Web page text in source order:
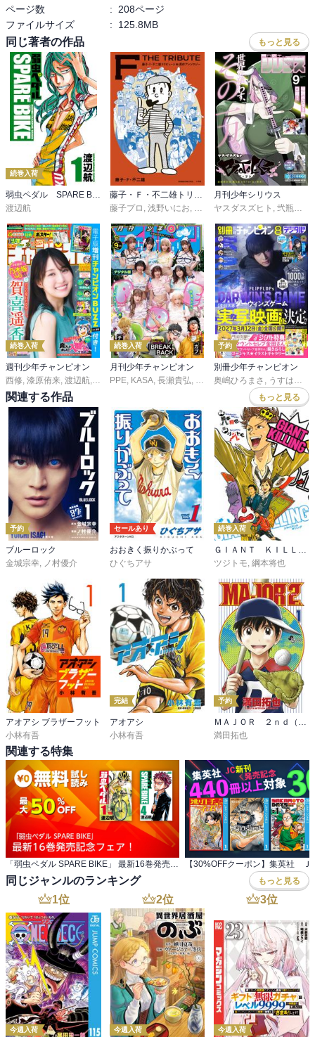
ページ数 :
208ページ
ファイルサイズ
: 125.8MB
同じ著者の作品 もっと見る
続巻入荷
弱虫ペダル SPARE BIKE
渡辺航
藤子・Ｆ・不二雄トリビュート＆原作アンソロジー Ｆ ＴＨＥ ＴＲＩＢＵＴＥ
藤子プロ , 浅野いにお, 石黒正数,小玉ユキ ,高橋聖一
月刊少年シリウス
ヤスダスズヒト , 弐瓶勉
続巻入荷
週刊少年チャンピオン
西修 漆原侑来 渡辺航 田中優吏 ,安部真弘,こうし うらのりつ,川村拓, 板垣巴留
続巻入荷
月刊少年チャンピオン
PPE KASA 長瀬貴弘 桜田vi熱,巽未頼 ,田村ゆうき
予約
別冊少年チャンピオン
奥嶋ひろまさ
うすはる
関連する作品 もっと見る
予約
ブルーロック
金城宗幸, ノ村優介
セールあり
おおきく振りかぶって
ひぐちアサ
続巻入荷
ＧＩＡＮＴ ＫＩＬＬＩＮＧ
ツジトモ, 綱本将也
アオアシ ブラザーフット
小林有吾
完結
アオアシ
小林有吾
予約
満田拓也
関連する特集
同じジャンルのランキング もっと見る
1位
今週入荷
2位
今週入荷
3位
今週入荷